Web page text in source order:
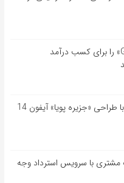
اینستاگرام ابزار جدید «Gifts» را برای کسب درآمد
طرح‌های مفهومی آیپد پرو با طراحی «جزیره پویا» آیفون 14
با سرویس استرداد وجه